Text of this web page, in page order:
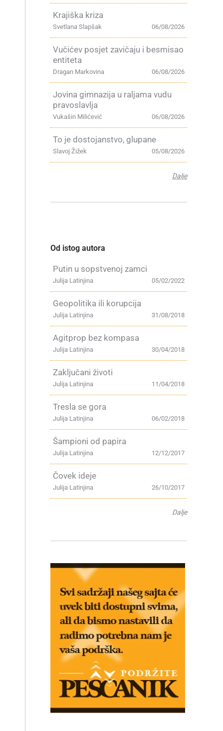
Krajiška kriza
06/08/2026
Svetlana Slapšak
Vučićev posjet zavičaju i besmisao
entiteta
06/08/2026
Dragan Markovina
Jovina gimnazija u raljama vudu
pravoslavlja
06/08/2026
Vukašin Milićević
To je dostojanstvo, glupane
05/08/2026
Slavoj Žižek
Dalje
Od istog autora
Putin u sopstvenoj zamci
05/02/2022
Julija Latinjina
Geopolitika ili korupcija
31/08/2018
Julija Latinjina
Agitprop bez kompasa
30/04/2018
Julija Latinjina
Zaključani životi
11/04/2018
Julija Latinjina
Tresla se gora
06/02/2018
Julija Latinjina
Šampioni od papira
12/12/2017
Julija Latinjina
Čovek ideje
26/10/2017
Julija Latinjina
Dalje